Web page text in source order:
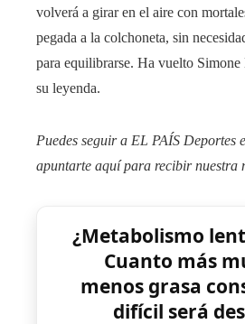
volverá a girar en el aire con
pegada a la colchoneta, sin
para equilibrarse. Ha vuelto Simone
su leyenda.
Puedes seguir a EL PAÍS Deportes
apuntarte aquí para recibirnuestra
¿Metabolismo
Cuanto más
menos grasa
difícil será